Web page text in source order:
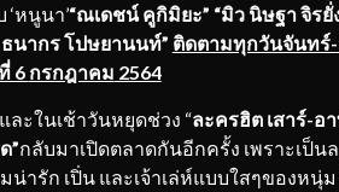
‘หนูนา’“ณเดชน์ คูกิมิยะ” “มิว นิษฐา จิรยั่
ธนากร โปษยานนท์” ติดตามทุกวันจันทร์-
6 กรกฎาคม 2564
นเช้าวันหยุดช่วง “ละครฮิต เสาร์-อ
”กลับมาเปิดตลาดกันอีกครั้ง เพราะเป็น
น่ารัก เปิ่น และเจ้าเล่ห์แบบใสๆของหนุ่ม